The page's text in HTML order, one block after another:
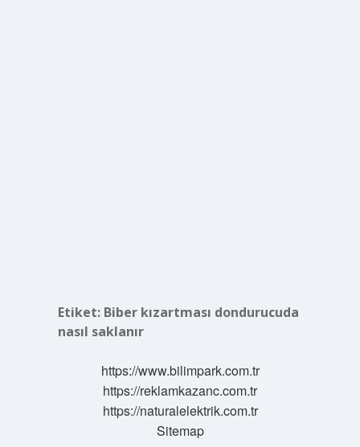
Etiket: Biber kızartması dondurucuda
nasıl saklanır
https://www.bilimpark.com.tr
https://reklamkazanc.com.tr
https://naturalelektrik.com.tr
Sitemap